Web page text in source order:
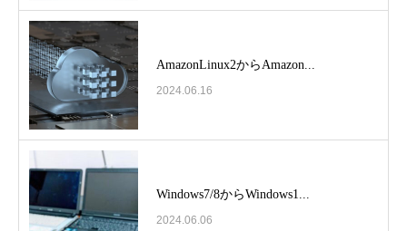
AmazonLinux2からAmazon...
2024.06.16
Windows7/8からWindows1...
2024.06.06